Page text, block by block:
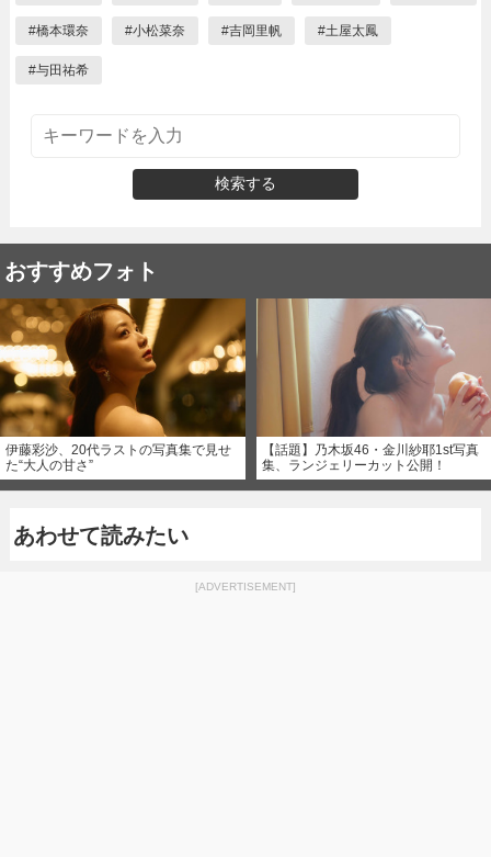
#橋本環奈 #小松菜奈 #吉岡里帆 #土屋太鳳
#与田祐希
検索する
おすすめフォト
伊藤彩沙、20代ラストの写真集で見せ
た“大人の甘さ”
【話題】乃木坂46・金川紗耶1st写真
集、ランジェリーカット公開！
あわせて読みたい
[ADVERTISEMENT]